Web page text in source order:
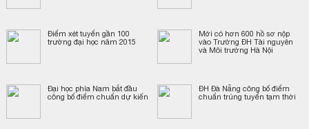
Điểm xét tuyển gần 100
trường đại học năm 2015
Mới có hơn 600 hồ sơ nộp
vào Trường ĐH Tài nguyên
và Môi trường Hà Nội
Đại học phía Nam bắt đầu
công bố điểm chuẩn dự kiến
ĐH Đà Nẵng công bố điểm
chuẩn trúng tuyển tạm thời